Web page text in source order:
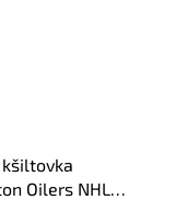
kšiltovka
Oilers NHL